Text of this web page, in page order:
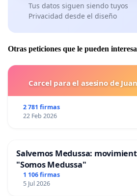
Tus datos siguen siendo tuyos
Privacidad desde el diseño
Otras peticiones que le pueden
Carcel para el asesino de
2 781 firmas
22 Feb 2026
Salvemos Medussa:
"Somos Medussa"
1 106 firmas
5 Jul 2026